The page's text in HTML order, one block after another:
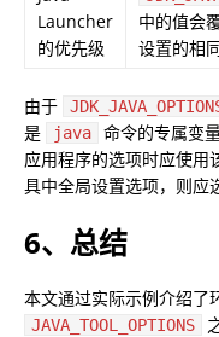
Launcher
的优先级
中的值会
设置的相
由于
是
java
命令的专属变
应用程序的选项时应使用
具中全局设置选项，则应
6、总结
本文通过实际示例介绍了
JAVA_TOOL_OPTIONS